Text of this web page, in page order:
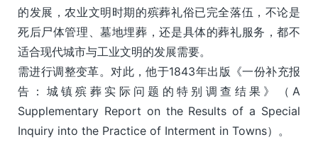
的发展，农业文明时期的殡葬礼俗已完全落伍，不论是
死后尸体管理、墓地埋葬，还是具体的葬礼服务，都不
适合现代城市与工业文明的发展需要。
需进行调整变革。对此，他于1843年出版《一份补充报
告：城镇殡葬实际问题的特别调查结果》（A
Supplementary Report on the Results of a Special
Inquiry into the Practice of Interment in Towns）。